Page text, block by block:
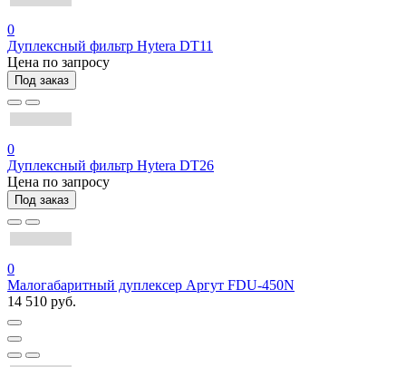
0
Дуплексный фильтр Hytera DT11
Цена по запросу
Под заказ
0
Дуплексный фильтр Hytera DT26
Цена по запросу
Под заказ
0
Малогабаритный дуплексер Аргут FDU-450N
14 510 руб.